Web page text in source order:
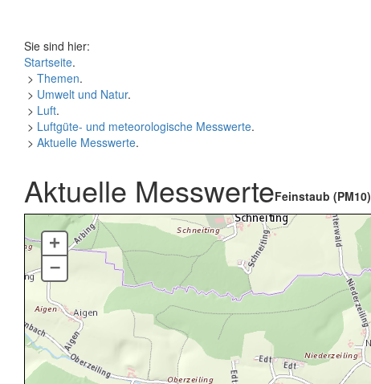
Sie sind hier:
Startseite.
> Themen.
> Umwelt und Natur.
> Luft.
> Luftgüte- und meteorologische Messwerte.
> Aktuelle Messwerte.
Aktuelle MesswerteFeinstaub (PM10)
+
–